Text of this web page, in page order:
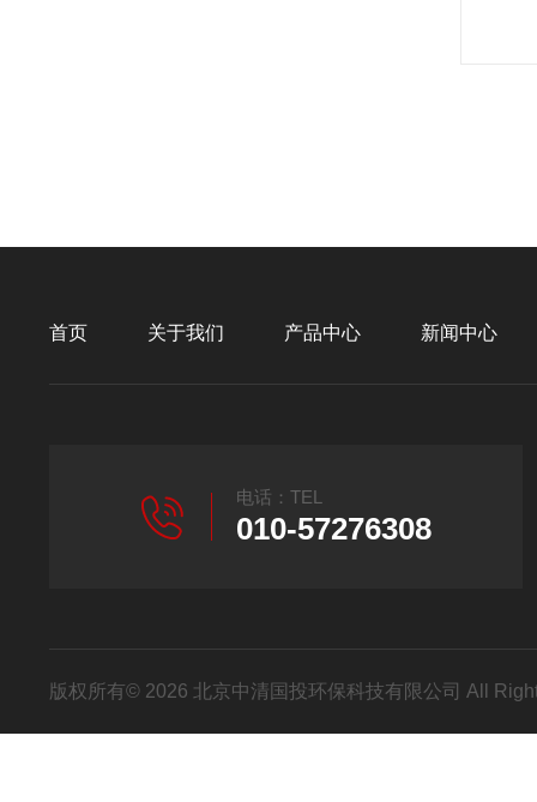
首页 关于我们 产品中心 新闻中心
电话：TEL
010-57276308
版权所有© 2026 北京中清国投环保科技有限公司 All